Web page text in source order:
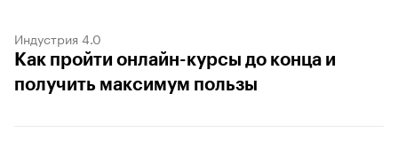
Индустрия 4.0
Как пройти онлайн-курсы до конца и
получить максимум пользы